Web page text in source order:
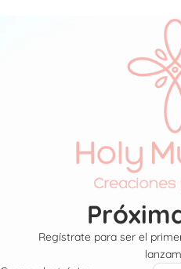
Regístrate para ser el